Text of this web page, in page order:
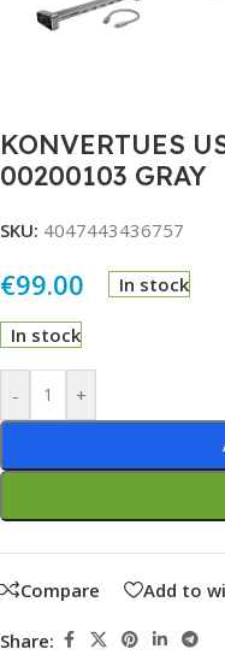
KONVERTUES
00200103 GRAY
SKU: 4047443436757
€99.00 In stock
In stock
- +
Alternative:
Compare Add to
Share: